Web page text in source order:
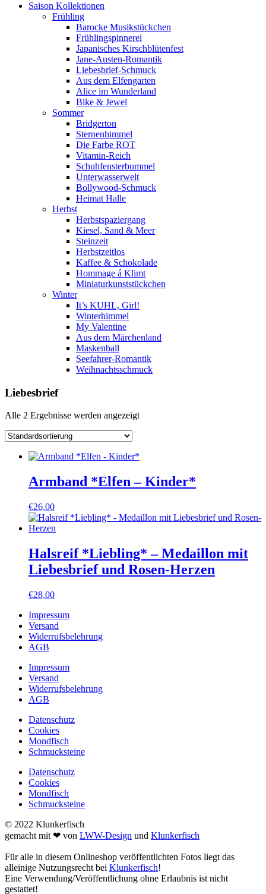
Saison Kollektionen
Frühling
Barocke Musikstückchen
Frühlingspinnerei
Japanisches Kirschblütenfest
Jane-Austen-Romantik
Liebesbrief-Schmuck
Aus dem Elfengarten
Alice im Wunderland
Bike & Jewel
Sommer
Bridgerton
Sternenhimmel
Die Farbe ROT
Vitamin-Reich
Schuhfensterbummel
Unterwasserwelt
Bollywood-Schmuck
Heimat Halle
Herbst
Herbstspaziergang
Kiesel, Sand & Meer
Steinzeit
Herbstzeitlos
Kaffee & Schokolade
Hommage á Klimt
Miniaturkunststückchen
Winter
It’s KUHL, Girl!
Winterhimmel
My Valentine
Aus dem Märchenland
Maskenball
Seefahrer-Romantik
Weihnachtsschmuck
Liebesbrief
Alle 2 Ergebnisse werden angezeigt
Armband *Elfen – Kinder*
€26,00
Halsreif *Liebling* – Medaillon mit
Liebesbrief und Rosen-Herzen
€28,00
Impressum
Versand
Widerrufsbelehrung
AGB
Impressum
Versand
Widerrufsbelehrung
AGB
Datenschutz
Cookies
Mondfisch
Schmucksteine
Datenschutz
Cookies
Mondfisch
Schmucksteine
© 2022 Klunkerfisch
gemacht mit ❤ von LWW-Design und Klunkerfisch
Für alle in diesem Onlineshop veröffentlichten Fotos liegt das
alleinige Nutzungsrecht bei Klunkerfisch!
Eine Verwendung/Veröffentlichung ohne Erlaubnis ist nicht
gestattet!